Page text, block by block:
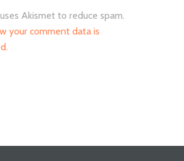
Akismet to reduce spam.
your comment data is